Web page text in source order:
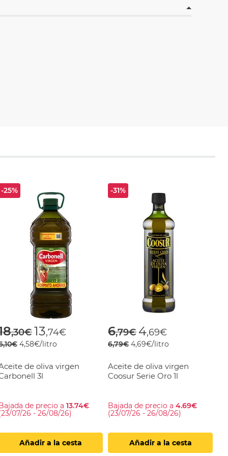
-25%
reduced from
,30€to
13,74€
4,58€/litro
de oliva virgen
3l
de precio a 13.74€
07/26 - 26/08/26)
Añadir a la cesta
-31%
Price reduced
6,79€to
4,69€
6,79€ 4,69€/litro
Aceite de oliva virgen
Coosur Serie Oro 1l
Bajada de precio a4.69€
(23/07/26 - 26/08/26)
Añadir a la cesta